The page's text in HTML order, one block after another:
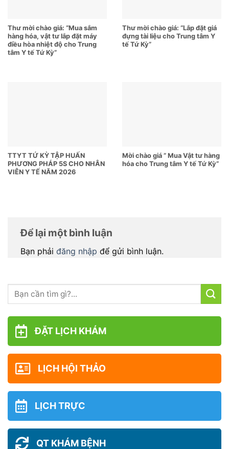
Thư mời chào giá: “Mua sắm
hàng hóa, vật tư lắp đặt máy
điều hòa nhiệt độ cho Trung
tâm Y tế Tứ Kỳ”
Thư mời chào giá: “Lắp đặt giá
đựng tài liệu cho Trung tâm Y
tế Tứ Kỳ”
TTYT TỨ KỲ TẬP HUẤN
PHƯƠNG PHÁP 5S CHO NHÂN
VIÊN Y TẾ NĂM 2026
Mời chào giá ” Mua Vật tư hàng
hóa cho Trung tâm Y tế Tứ Kỳ”
Để lại một bình luận
Bạn phải đăng nhập để gửi bình luận.
ĐẶT LỊCH KHÁM
LỊCH HỘI THẢO
LỊCH TRỰC
QT KHÁM BỆNH